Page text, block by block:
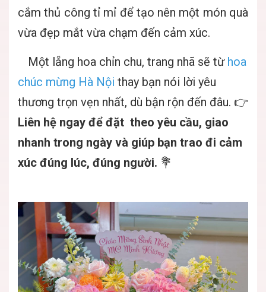
cắm thủ công tỉ mỉ để tạo nên một món quà
vừa đẹp mắt vừa chạm đến cảm xúc.
Một lẵng hoa chỉn chu, trang nhã sẽ từ hoa
chúc mừng Hà Nội thay bạn nói lời yêu
thương trọn vẹn nhất, dù bận rộn đến đâu. 👉
Liên hệ ngay để đặt theo yêu cầu, giao
nhanh trong ngày và giúp bạn trao đi cảm
xúc đúng lúc, đúng người. 💐